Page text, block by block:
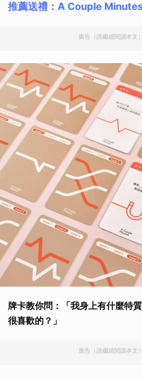
推薦送禮：A Couple
廣告（請繼續閱讀本文）
牌卡教你問：「我身上有什麼特
很喜歡的？」
廣告（請繼續閱讀本文）